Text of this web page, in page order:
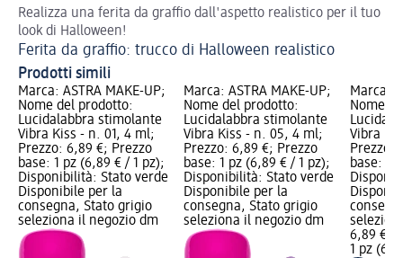
Realizza una ferita da graffio dall'aspetto realistico per il tuo
look di Halloween!
Ferita da graffio: trucco di Halloween realistico
Prodotti simili
Marca: ASTRA MAKE-UP;
Nome del prodotto:
Lucidalabbra stimolante
Vibra Kiss - n. 01, 4 ml;
Prezzo: 6,89 €; Prezzo
base: 1 pz (6,89 € / 1 pz);
Disponibilità: Stato verde
Disponibile per la
consegna, Stato grigio
seleziona il negozio dm
Marca: ASTRA MAKE-UP;
Nome del prodotto:
Lucidalabbra stimolante
Vibra Kiss - n. 05, 4 ml;
Prezzo: 6,89 €; Prezzo
base: 1 pz (6,89 € / 1 pz);
Disponibilità: Stato verde
Disponibile per la
consegna, Stato grigio
seleziona il negozio dm
Marca:
Nome
Vibra
Prezzo:
base: 1
6,89 €
1 pz